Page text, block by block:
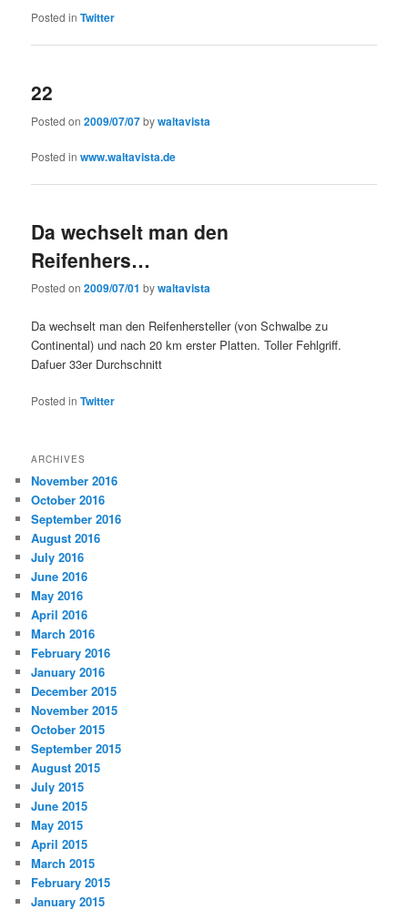
Posted in Twitter
22
Posted on2009/07/07bywaltavista
Posted in www.waltavista.de
Da wechselt man den
Reifenhers…
Posted on2009/07/01 bywaltavista
Da wechselt man den Reifenhersteller (von Schwalbe zu
Continental) und nach 20 km erster Platten. Toller Fehlgriff.
Dafuer 33er Durchschnitt
Posted in Twitter
ARCHIVES
November 2016
October 2016
September 2016
August 2016
July 2016
June 2016
May 2016
April 2016
March 2016
February 2016
January 2016
December 2015
November 2015
October 2015
September 2015
August 2015
July 2015
June 2015
May 2015
April 2015
March 2015
February 2015
January 2015